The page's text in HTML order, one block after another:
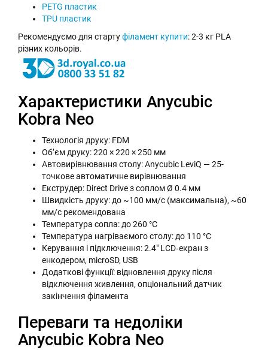
PETG пластик
TPU пластик
Рекомендуємо для стартуфіламент купити: 2-3 кг PLA
різних кольорів.
Характеристики Anycubic
Kobra Neo
Технологія друку: FDM
Об’єм друку: 220 × 220 × 250 мм
Автовирівнювання столу: Anycubic LeviQ — 25-
точкове автоматичне вирівнювання
Екструдер: Direct Drive з соплом Ø 0.4 мм
Швидкість друку: до ~100 мм/с (максимальна), ~60
мм/с рекомендована
Температура сопла: до 260 °C
Температура нагріваємого столу: до 110 °C
Керування і підключення: 2.4" LCD‑екран з
енкодером, microSD, USB
Додаткові функції: відновлення друку після
відключення живлення, опціональний датчик
закінчення філамента
Переваги та недоліки
Anycubic Kobra Neo